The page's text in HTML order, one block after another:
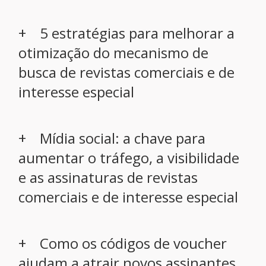
5 estratégias para melhorar a
otimização do mecanismo de
busca de revistas comerciais e de
interesse especial
Mídia social: a chave para
aumentar o tráfego, a visibilidade
e as assinaturas de revistas
comerciais e de interesse especial
Como os códigos de voucher